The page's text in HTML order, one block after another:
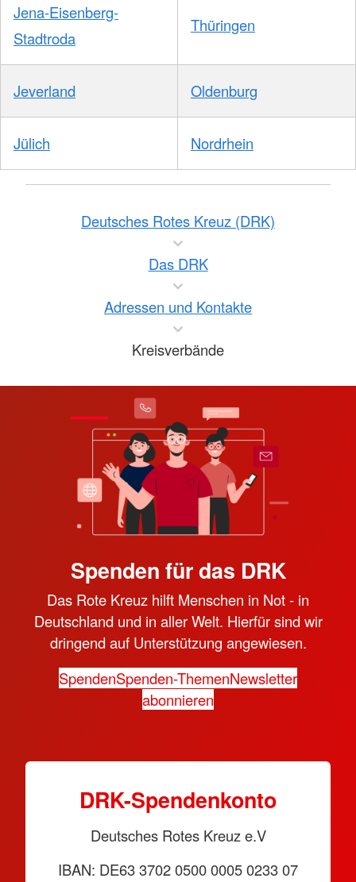
Jena-Eisenberg-
Stadtroda
Thüringen
Jeverland Oldenburg
Jülich Nordrhein
Deutsches Rotes Kreuz (DRK)
Das DRK
Adressen und Kontakte
Kreisverbände
Spenden für das DRK
Das Rote Kreuz hilft Menschen in Not - in
Deutschland und in aller Welt. Hierfür sind wir
dringend auf Unterstützung angewiesen.
SpendenSpenden-ThemenNewsletter
abonnieren
DRK-Spendenkonto
Deutsches Rotes Kreuz e.V
IBAN: DE63 3702 0500 0005 0233 07